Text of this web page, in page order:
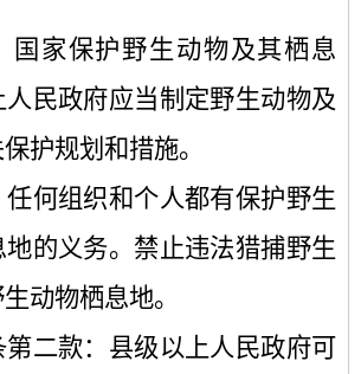
国家保护野生动物及其栖息
民政府应当制定野生动物及
护规划和措施。
任何组织和个人都有保护野生
的义务。禁止违法猎捕野生
动物栖息地。
第二款：县级以上人民政府可